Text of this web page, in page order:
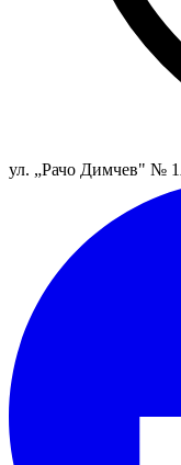
ул. „Рачо Димчев" №